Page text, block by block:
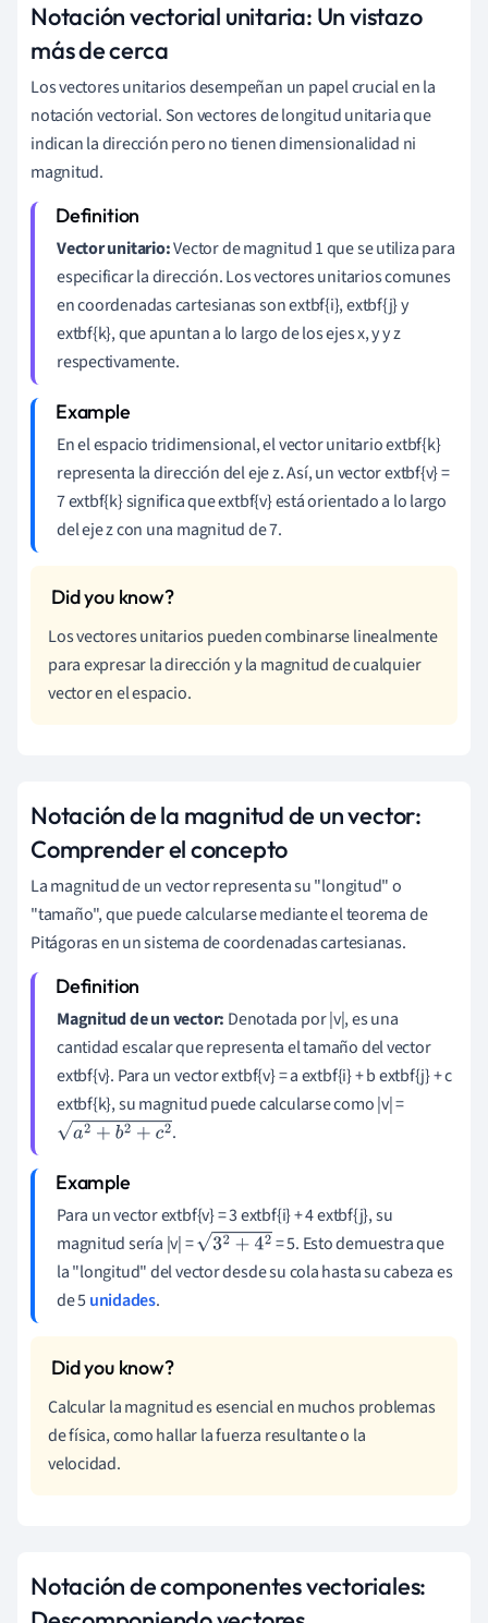
Notación vectorial unitaria: Un vistazo
más de cerca
Los vectores unitarios desempeñan un papel crucial en la
notación vectorial. Son vectores de longitud unitaria que
indican la dirección pero no tienen dimensionalidad ni
magnitud.
Vector unitario:Vector de magnitud 1 que se utiliza para
especificar la dirección. Los vectores unitarios comunes
en coordenadas cartesianas son extbf{i}, extbf{j} y
extbf{k}, que apuntan a lo largo de los ejes x, y y z
respectivamente.
En el espacio tridimensional, el vector unitario extbf{k}
representa la dirección del eje z. Así, un vector extbf{v} =
7 extbf{k} significa que extbf{v} está orientado a lo largo
del eje z con una magnitud de 7.
Los vectores unitarios pueden combinarse linealmente
para expresar la dirección y la magnitud de cualquier
vector en el espacio.
Notación de la magnitud de un vector:
Comprender el concepto
La magnitud de un vector representa su "longitud" o
"tamaño", que puede calcularse mediante el teorema de
Pitágoras en un sistema de coordenadas cartesianas.
Magnitud de un vector: Denotada por |v|, es una
cantidad escalar que representa el tamaño del vector
extbf{v}. Para un vector extbf{v} = a extbf{i} + b extbf{j} + c
extbf{k}, su magnitud puede calcularse como |v| =
a2+b 2+c2 .
Para un vector extbf{v} = 3 extbf{i} + 4 extbf{j}, su
magnitud sería |v| =32+4 2
= 5. Esto demuestra que
la "longitud" del vector desde su cola hasta su cabeza es
de 5unidades.
Calcular la magnitud es esencial en muchos problemas
de física, como hallar la fuerza resultante o la
velocidad.
Notación de componentes vectoriales: